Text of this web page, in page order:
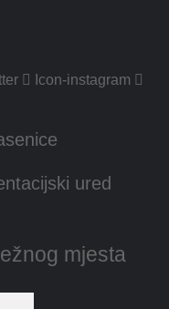
Icon-instagram
ured
mjesta